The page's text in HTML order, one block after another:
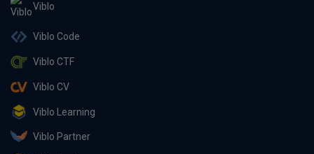
Viblo
Viblo Code
Viblo CTF
Viblo CV
Viblo Learning
Viblo Partner